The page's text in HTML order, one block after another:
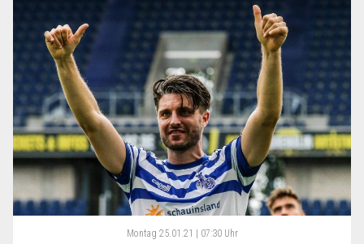
Montag 25.01.21 | 07:30 Uhr